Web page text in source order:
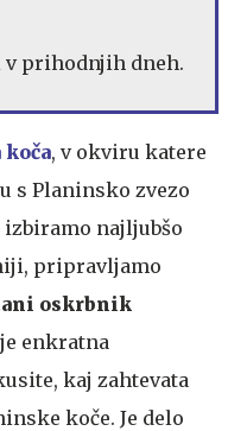
v prihodnjih dneh.
, v okviru katere
s Planinsko zvezo
izbiramo najljubšo
pripravljamo
oskrbnik
enkratna
kaj zahtevata
koče. Je delo